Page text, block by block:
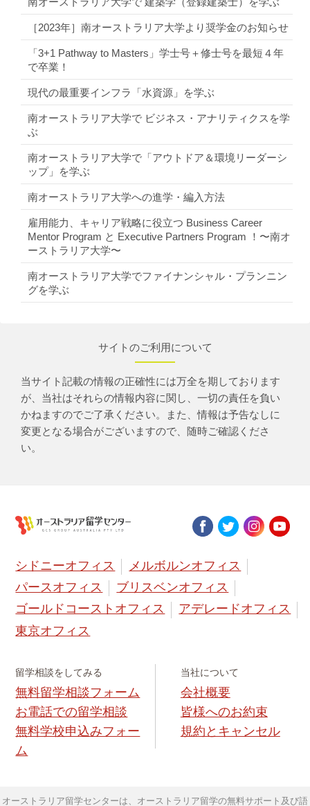
［2023年］南オーストラリア大学より奨学金のお知らせ
「3+1 Pathway to Masters」学士号＋修士号を最短４年
で卒業！
現代の最重要インフラ「水資源」を学ぶ
南オーストラリア大学で ビジネス・アナリティクスを学
ぶ
南オーストラリア大学で「アウトドア＆環境リーダーシ
ップ」を学ぶ
南オーストラリア大学への進学・編入方法
雇用能力、キャリア戦略に役立つ Business Career
Mentor Program と Executive Partners Program ！〜南オ
ーストラリア大学〜
南オーストラリア大学でファイナンシャル・プランニン
グを学ぶ
サイトのご利用について
当サイト記載の情報の正確性には万全を期しております
が、当社はそれらの情報内容に関し、一切の責任を負い
かねますのでご了承ください。また、情報は予告なしに
変更となる場合がございますので、随時ご確認くださ
い。
シドニーオフィス
メルボルンオフィス
パースオフィス
ブリスベンオフィス
ゴールドコーストオフィス
アデレードオフィス
東京オフィス
留学相談をしてみる
無料留学相談フォーム
お電話での留学相談
無料学校申込みフォー
ム
当社について
会社概要
皆様へのお約束
規約とキャンセル
オーストラリア留学センターは、オーストラリア留学の無料サポート及び語